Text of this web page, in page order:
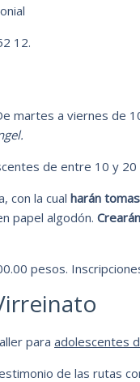
12.
martes a viernes de
de entre 10 y 20
con la cual harán tomas
papel algodón.
pesos.
para adolescentes
de las rutas